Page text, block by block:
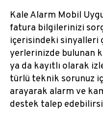
Kale Alarm Mobil
fatura bilgilerinizi
içerisindeki sinyalleri
yerlerinizde bulunan
ya da kayıtlı olarak
türlü teknik sorunuz
arayarak alarm ve
destek talep